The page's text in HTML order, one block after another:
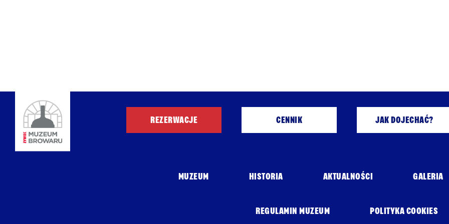
REZERWACJE CENNIK JAK DOJECHAĆ?
MUZEUM HISTORIA AKTUALNOŚCI GALERIA
REGULAMIN MUZEUM POLITYKA COOKIES